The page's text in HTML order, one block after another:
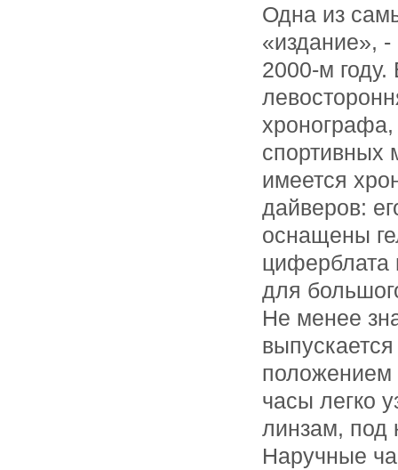
Одна из
«издание»,
2000-м
хронографа,
спортивных
имеется
дайверов:
оснащены
циферблата
для
Не менее
положением
часы легко
линзам, под
Наручные